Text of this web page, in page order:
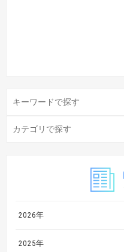
2026年
2025年